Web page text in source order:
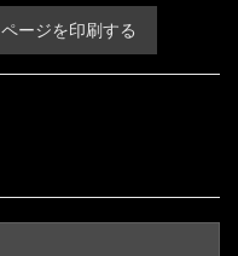
ページを印刷する